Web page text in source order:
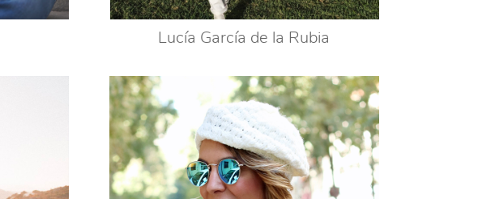
Lucía García de la Rubia